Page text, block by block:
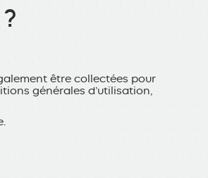
être collectées pour
générales d’utilisation,